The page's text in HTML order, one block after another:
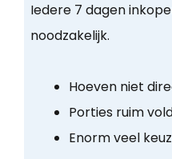
Iedere 7 dagen
noodzakelijk.
Hoeven niet
Porties ruim
Enorm veel